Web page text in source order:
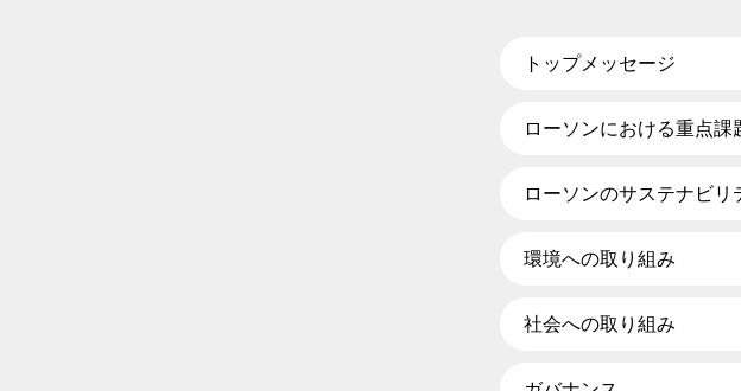
トップメッセージ
ローソンにおける重点課
ローソンのサステナビリ
環境への取り組み
社会への取り組み